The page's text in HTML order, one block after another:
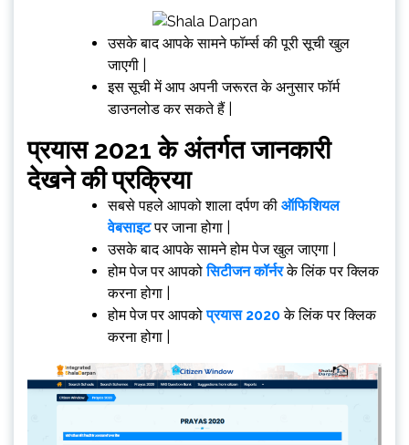
उसके बाद आपके सामने फॉर्म्स की पूरी सूची खुल
जाएगी |
इस सूची में आप अपनी जरूरत के अनुसार फॉर्म
डाउनलोड कर सकते हैं |
प्रयास 2021 के अंतर्गत जानकारी
देखने की प्रक्रिया
सबसे पहले आपको शाला दर्पण की ऑफिशियल
वेबसाइटपर जाना होगा |
उसके बाद आपके सामने होम पेज खुल जाएगा |
होम पेज पर आपकोसिटीजन कॉर्नरके लिंक पर क्लिक
करना होगा |
होम पेज पर आपकोप्रयास 2020के लिंक पर क्लिक
करना होगा |